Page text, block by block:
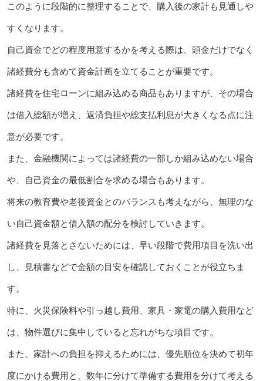
このように段階的に整理することで、購入後の家計も見通しや
すくなります。
自己資金でどの程度用意するかを考える際は、頭金だけでなく
諸経費分も含めて資金計画を立てることが重要です。
諸経費を住宅ローンに組み込める商品もありますが、その場合
は借入総額が増え、返済負担や総支払利息が大きくなる点に注
意が必要です。
また、金融機関によっては諸経費の一部しか組み込めない場合
や、自己資金の最低割合を求める場合もあります。
将来の教育費や老後資金とのバランスも考えながら、無理のな
い自己資金額と借入額の配分を検討していきます。
諸経費を見落とさないためには、早い段階で費用項目を洗い出
し、見積書などで金額の目安を確認しておくことが役立ちま
す。
特に、火災保険料や引っ越し費用、家具・家電の購入費用など
は、物件選びに集中していると忘れがちな項目です。
また、家計への負担を抑えるためには、優先順位を決めて初年
度にかける費用と、数年に分けて準備する費用を分けて考える